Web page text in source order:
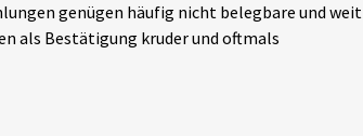
genügen häufig nicht belegbare und weit
als Bestätigung kruder und oftmals